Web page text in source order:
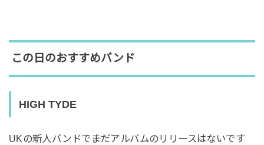
この日のおすすめバンド
HIGH TYDE
UKの新人バンドでまだアルバムのリリースはないです